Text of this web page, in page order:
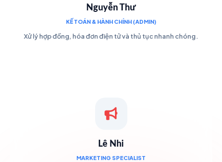
Nguyễn Thư
KẾ TOÁN & HÀNH CHÍNH (ADMIN)
Xử lý hợp đồng, hóa đơn điện tử và thủ tục nhanh chóng.
Lê Nhi
MARKETING SPECIALIST